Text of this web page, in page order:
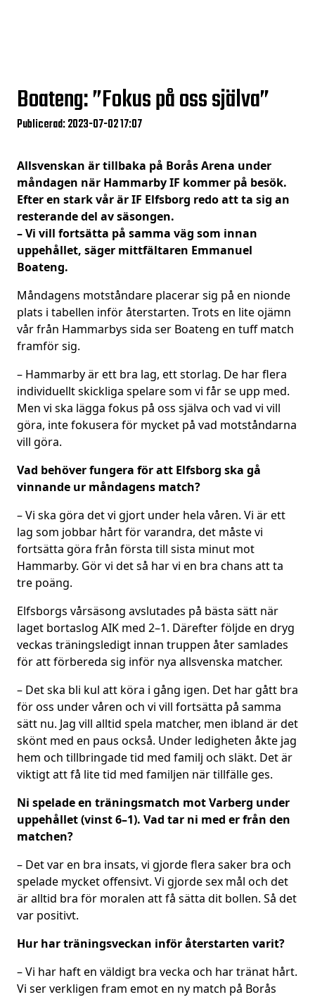
Boateng: ”Fokus på oss själva”
Publicerad: 2023-07-02 17:07
Allsvenskan är tillbaka på Borås Arena under
måndagen när Hammarby IF kommer på besök.
Efter en stark vår är IF Elfsborg redo att ta sig an
resterande del av säsongen.
– Vi vill fortsätta på samma väg som innan
uppehållet, säger mittfältaren Emmanuel
Boateng.
Måndagens motståndare placerar sig på en nionde
plats i tabellen inför återstarten. Trots en lite ojämn
vår från Hammarbys sida ser Boateng en tuff match
framför sig.
– Hammarby är ett bra lag, ett storlag. De har flera
individuellt skickliga spelare som vi får se upp med.
Men vi ska lägga fokus på oss själva och vad vi vill
göra, inte fokusera för mycket på vad motståndarna
vill göra.
Vad behöver fungera för att Elfsborg ska gå
vinnande ur måndagens match?
– Vi ska göra det vi gjort under hela våren. Vi är ett
lag som jobbar hårt för varandra, det måste vi
fortsätta göra från första till sista minut mot
Hammarby. Gör vi det så har vi en bra chans att ta
tre poäng.
Elfsborgs vårsäsong avslutades på bästa sätt när
laget bortaslog AIK med 2–1. Därefter följde en dryg
veckas träningsledigt innan truppen åter samlades
för att förbereda sig inför nya allsvenska matcher.
– Det ska bli kul att köra i gång igen. Det har gått bra
för oss under våren och vi vill fortsätta på samma
sätt nu. Jag vill alltid spela matcher, men ibland är det
skönt med en paus också. Under ledigheten åkte jag
hem och tillbringade tid med familj och släkt. Det är
viktigt att få lite tid med familjen när tillfälle ges.
Ni spelade en träningsmatch mot Varberg under
uppehållet (vinst 6–1). Vad tar ni med er från den
matchen?
– Det var en bra insats, vi gjorde flera saker bra och
spelade mycket offensivt. Vi gjorde sex mål och det
är alltid bra för moralen att få sätta dit bollen. Så det
var positivt.
Hur har träningsveckan inför återstarten varit?
– Vi har haft en väldigt bra vecka och har tränat hårt.
Vi ser verkligen fram emot en ny match på Borås